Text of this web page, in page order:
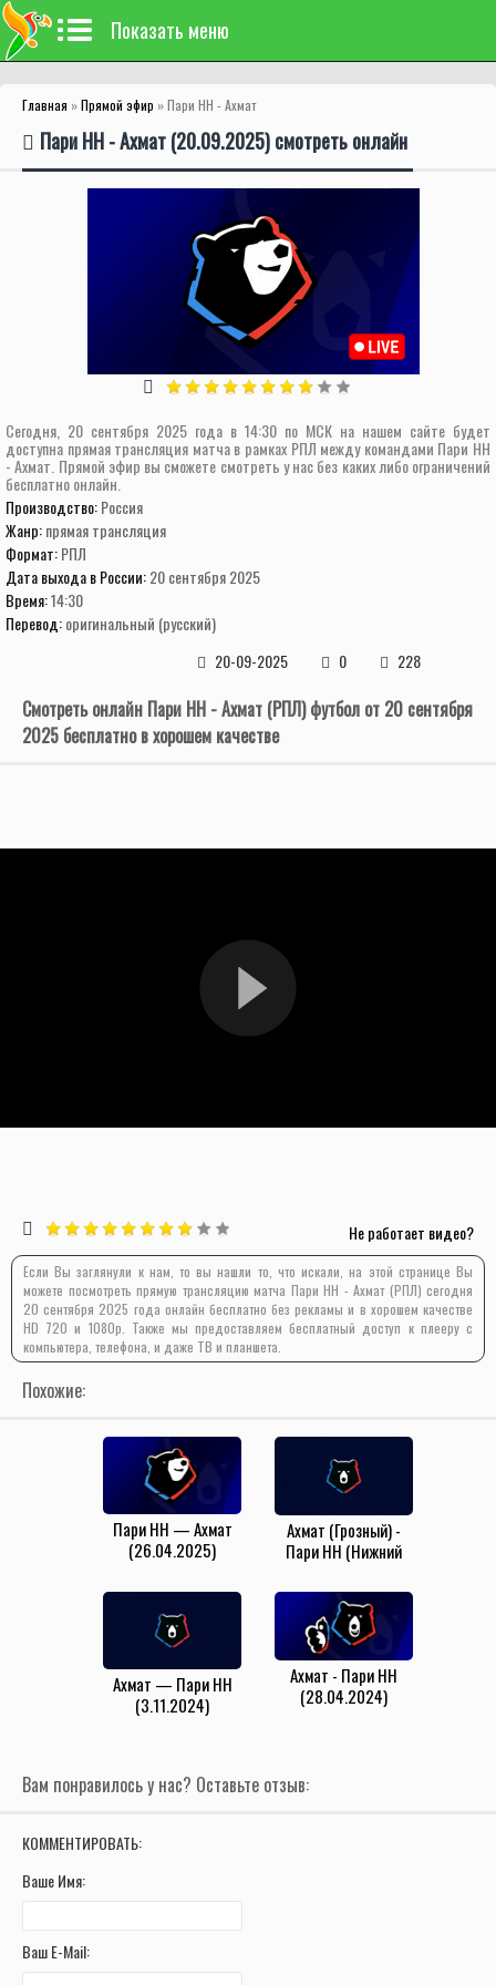
Показать меню
Главная »Прямой эфир » Пари НН - Ахмат
Пари НН - Ахмат (20.09.2025) смотреть онлайн
Сегодня, 20 сентября 2025 года в 14:30 по МСК на нашем сайте будет
доступна прямая трансляция матча в рамках РПЛ между командами Пари НН
- Ахмат. Прямой эфир вы сможете смотреть у нас без каких либо ограничений
бесплатно онлайн.
Производство:Россия
Жанр:прямая трансляция
Формат:РПЛ
Дата выхода в России:20 сентября 2025
Время:14:30
Перевод:оригинальный (русский)
20-09-2025
0 228
Смотреть онлайн Пари НН - Ахмат (РПЛ) футбол от 20 сентября
2025 бесплатно в хорошем качестве
Не работает видео?
Если Вы заглянули к нам, то вы нашли то, что искали, на этой странице Вы
можете посмотреть прямую трансляцию матча Пари НН - Ахмат (РПЛ) сегодня
20 сентября 2025 года онлайн бесплатно без рекламы и в хорошем качестве
HD 720 и 1080p. Также мы предоставляем бесплатный доступ к плееру с
компьютера, телефона, и даже ТВ и планшета.
Похожие:
Пари НН — Ахмат
(26.04.2025)
Ахмат (Грозный) -
Пари НН (Нижний
(3.11.2024)
Ахмат — Пари НН
(3.11.2024)
Ахмат - Пари НН
(28.04.2024)
Вам понравилось у нас? Оставьте отзыв:
КОММЕНТИРОВАТЬ:
Ваше Имя:
Ваш E-Mail: